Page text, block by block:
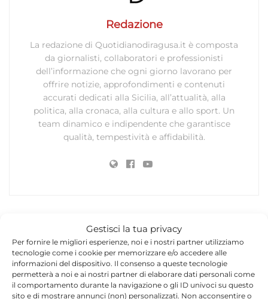
Gestisci la tua privacy
Per fornire le migliori esperienze, noi e i nostri partner utilizziamo
tecnologie come i cookie per memorizzare e/o accedere alle
informazioni del dispositivo. Il consenso a queste tecnologie
permetterà a noi e ai nostri partner di elaborare dati personali come
il comportamento durante la navigazione o gli ID univoci su questo
sito e di mostrare annunci (non) personalizzati. Non acconsentire o
Redazione
La redazione di Quotidianodiragusa.it è composta
da giornalisti, collaboratori e professionisti
dell’informazione che ogni giorno lavorano per
offrire notizie, approfondimenti e contenuti
accurati dedicati alla Sicilia, all’attualità, alla
politica, alla cronaca, alla cultura e allo sport. Un
team dinamico e indipendente che garantisce
qualità, tempestività e affidabilità.
Lascia un commento
Il tuo indirizzo email non sarà pubblicato. I campi
obbligatori sono contrassegnati*